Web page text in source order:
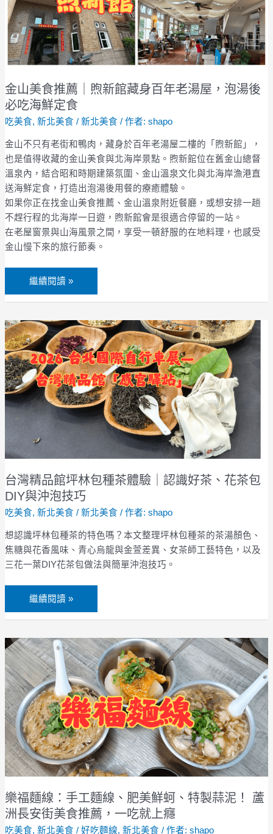
金山美食推薦｜煦新館藏身百年老湯屋，泡湯後
必吃海鮮定食
吃美食, 新北美食 / 新北美食 / 作者: shapo
金山不只有老街和鴨肉，藏身於百年老湯屋二樓的「煦新館」，
也是值得收藏的金山美食與北海岸景點。煦新館位在舊金山總督
溫泉內，結合昭和時期建築氛圍、金山溫泉文化與北海岸漁港直
送海鮮定食，打造出泡湯後用餐的療癒體驗。
如果你正在找金山美食推薦、金山溫泉附近餐廳，或想安排一趟
不趕行程的北海岸一日遊，煦新館會是很適合停留的一站。
在老屋窗景與山海風景之間，享受一頓舒服的在地料理，也感受
金山慢下來的旅行節奏。
薦
｜
煦
新
館
藏
身
百
年
老
湯
屋，
泡
湯
後
必
吃
定
食
繼續閱讀 »
台灣精品館坪林包種茶體驗｜認識好茶、花茶包
DIY與沖泡技巧
吃美食, 新北美食 / 新北美食 / 作者: shapo
想認識坪林包種茶的特色嗎？本文整理坪林包種茶的茶湯顏色、
焦糖與花香風味、青心烏龍與金萱差異、女茶師工藝特色，以及
三花一葉DIY花茶包做法與簡單沖泡技巧。
台
灣
精
品
館
坪
林
種
茶
體
驗
｜
認
識
好
茶、
包
DIY
沖
泡
技
巧
繼續閱讀 »
樂福麵線：手工麵線、肥美鮮蚵、特製蒜泥！ 蘆
洲長安街美食推薦，一吃就上癮
吃美食, 新北美食 / 好吃麵線, 新北美食 / 作者: shapo
樂
福
麵
線：
手
工
麵
線、
肥
美
鮮
蚵、
特